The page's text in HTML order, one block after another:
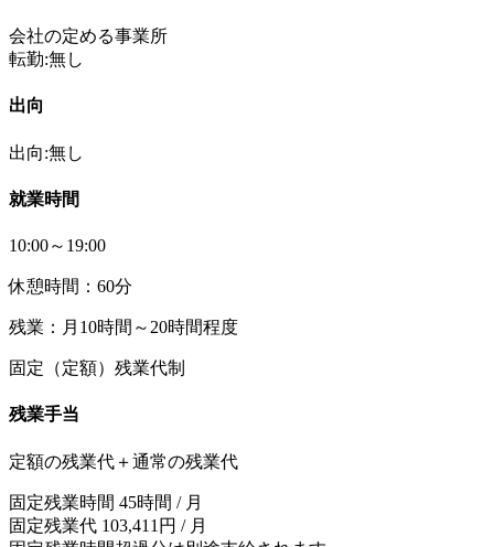
会社の定める事業所
転勤:無し
出向
出向:無し
就業時間
10:00～19:00
休憩時間：60分
残業：月10時間～20時間程度
固定（定額）残業代制
残業手当
定額の残業代＋通常の残業代
固定残業時間 45時間 / 月
固定残業代 103,411円 / 月